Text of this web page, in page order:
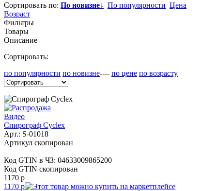
Сортировать по: По новизне↓ По популярности Цена
Возраст
Фильтры
Товары
Описание
Сортировать:
по популярности по новизне---- по цене по возрасту
Видео
Спирограф Cyclex
Арт.: S-01018
Артикул скопирован
Код GTIN в ЧЗ: 04633009865200
Код GTIN скопирован
1170 р
1170 р